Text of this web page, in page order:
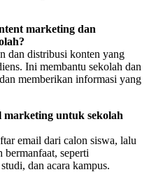
marketing dan
dan distribusi konten yang
Ini membantu sekolah dan
memberikan informasi yang
marketing untuk sekolah
email dari calon siswa, lalu
seperti
dan acara kampus.